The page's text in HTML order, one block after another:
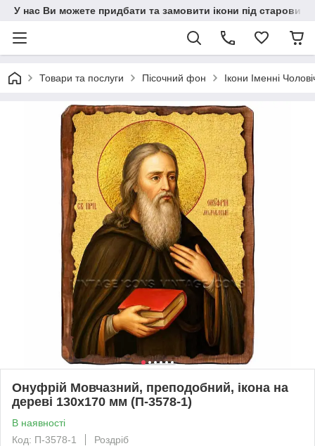
У нас Ви можете придбати та замовити ікони під
Товари та послуги Пісочний фон Ікони Іменні
Онуфрій Мовчазний, преподобний, ікона на
дереві 130х170 мм (П-3578-1)
В наявності
Код: П-3578-1
Роздріб